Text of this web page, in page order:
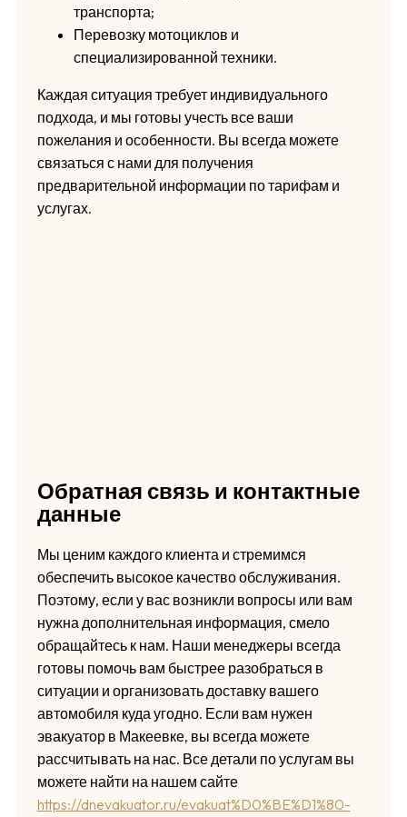
транспорта;
Перевозку мотоциклов и
специализированной техники.
Каждая ситуация требует индивидуального
подхода, и мы готовы учесть все ваши
пожелания и особенности. Вы всегда можете
связаться с нами для получения
предварительной информации по тарифам и
услугах.
Обратная связь и контактные
данные
Мы ценим каждого клиента и стремимся
обеспечить высокое качество обслуживания.
Поэтому, если у вас возникли вопросы или вам
нужна дополнительная информация, смело
обращайтесь к нам. Наши менеджеры всегда
готовы помочь вам быстрее разобраться в
ситуации и организовать доставку вашего
автомобиля куда угодно. Если вам нужен
эвакуатор в Макеевке, вы всегда можете
рассчитывать на нас. Все детали по услугам вы
можете найти на нашем сайте
https://dnevakuator.ru/evakuat%D0%BE%D1%80-